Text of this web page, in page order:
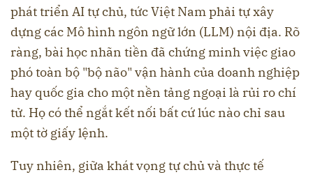
phát triển AI tự chủ, tức Việt Nam phải tự xây
dựng các Mô hình ngôn ngữ lớn (LLM) nội địa. Rõ
ràng, bài học nhãn tiền đã chứng minh việc giao
phó toàn bộ "bộ não" vận hành của doanh nghiệp
hay quốc gia cho một nền tảng ngoại là rủi ro chí
tử. Họ có thể ngắt kết nối bất cứ lúc nào chỉ sau
một tờ giấy lệnh.
Tuy nhiên, giữa khát vọng tự chủ và thực tế